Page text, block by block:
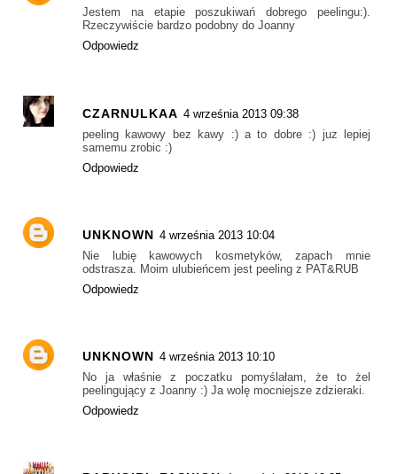
Jestem na etapie poszukiwań dobrego peelingu:).
Rzeczywiście bardzo podobny do Joanny
Odpowiedz
CZARNULKAA 4 września 2013 09:38
peeling kawowy bez kawy :) a to dobre :) juz lepiej
samemu zrobic :)
Odpowiedz
UNKNOWN 4 września 2013 10:04
Nie lubię kawowych kosmetyków, zapach mnie
odstrasza. Moim ulubieńcem jest peeling z PAT&RUB
Odpowiedz
UNKNOWN 4 września 2013 10:10
No ja właśnie z poczatku pomyślałam, że to żel
peelingujący z Joanny :) Ja wolę mocniejsze zdzieraki.
Odpowiedz